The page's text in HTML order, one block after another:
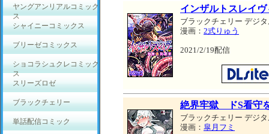
ヤングアンリアルコミック
ス
シャイニーコミックス
ブリーゼコミックス
ショコラシュクレコミック
ス
スリーズロゼ
ブラックチェリー
単話配信コミック
インザルトスレイ
ブラックチェリー デジ
漫画： 2式りゅう
2021/2/19配信
絶界牢獄 ドS看守
ブラックチェリー デジ
漫画： 皐月フミ